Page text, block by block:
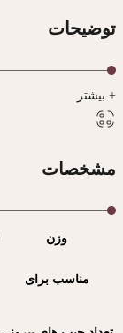
توضیحات
+ بیشتر
مشخصات
وزن
مناسب برای